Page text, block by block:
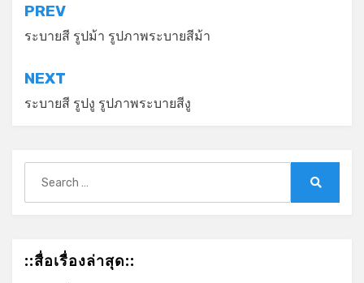
แนะแนว
เรื่อง
PREV
ระบายสี รูปม้า รูปภาพระบายสีม้า
NEXT
ระบายสี รูปงู รูปภาพระบายสีงู
for:
::สื่อเรื่องล่าสุด::
*